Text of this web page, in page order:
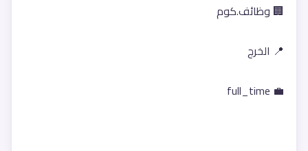
🏢 وظائف.كوم
📍 الخرج
💼 full_time